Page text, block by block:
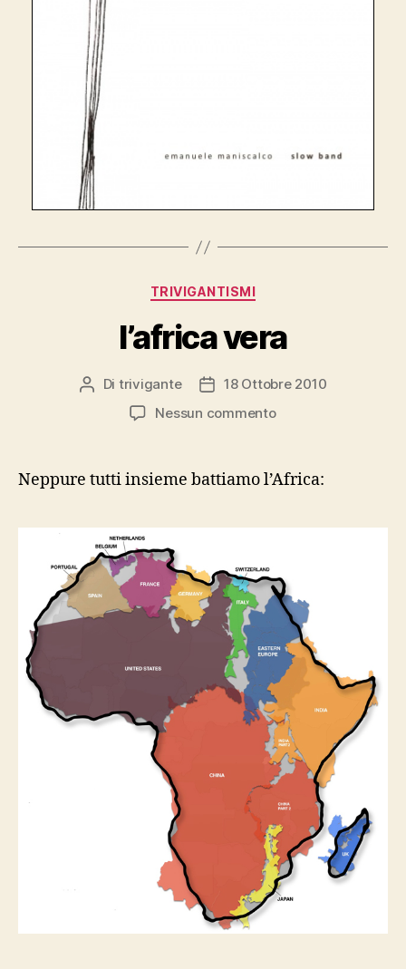
Categorie
TRIVIGANTISMI
l’africa vera
Autore
articolo
Di trivigante
Data18 Ottobre 2010
Nessun commentosu
Neppure tutti insieme battiamo l’Africa: